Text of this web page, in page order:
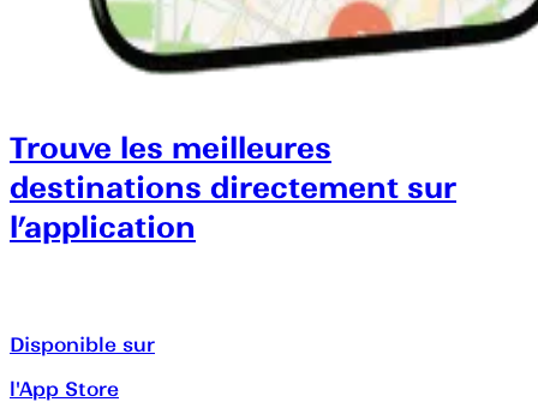
Trouve les meilleures
destinations directement sur
l’application
Disponible sur
l'App Store